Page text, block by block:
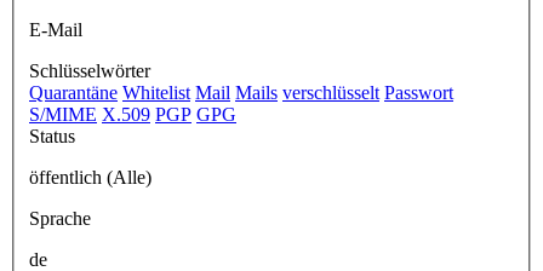
E-Mail
Schlüsselwörter
Quarantäne Whitelist Mail Mails verschlüsselt Passwort
S/MIME X.509 PGP GPG
Status
öffentlich (Alle)
Sprache
de